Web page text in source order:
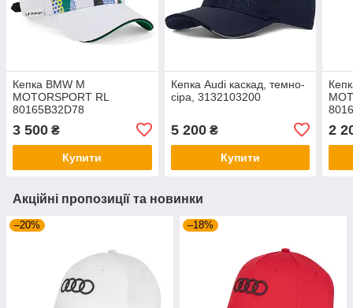
Кепка BMW M
MOTORSPORT RL
80165B32D78
3 500 ₴
Купити
Кепка Audi каскад, темно-
сіра, 3132103200
5 200₴
Купити
2
Акційні пропозиції та новинки
–20% –18%